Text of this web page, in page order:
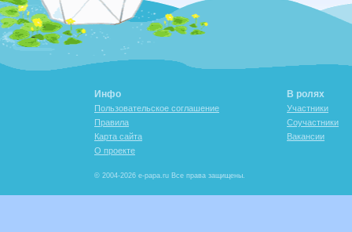
Инфо
Пользовательское соглашение
Правила
Карта сайта
О проекте
В ролях
Участники
Соучастники
Вакансии
© 2004-2026 e-papa.ru Все права защищены.